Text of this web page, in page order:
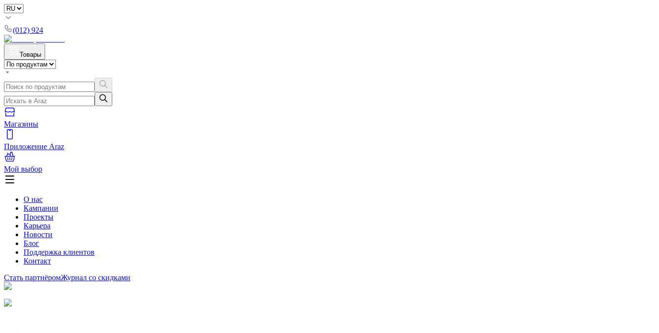
(012) 924
Товары
Магазины
Приложение Araz
Мой выбор
О нас
Кампании
Проекты
Карьера
Новости
Блог
Поддержка клиентов
Контакт
Стать партнёромЖурнал со скидками